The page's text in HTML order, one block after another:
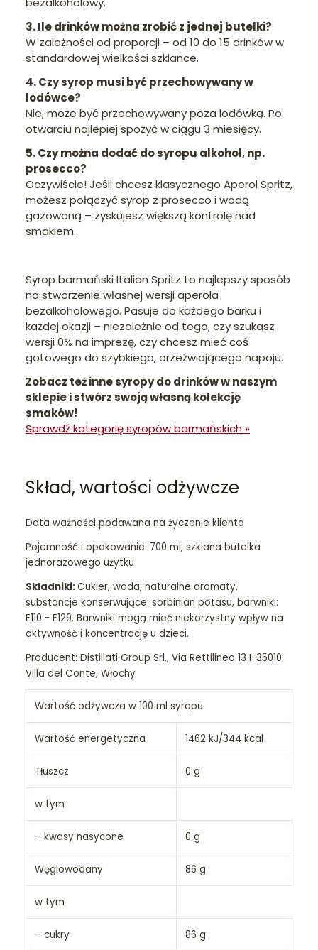
3. Ile drinków można zrobić z jednej butelki?
W zależności od proporcji – od 10 do 15 drinków w
standardowej wielkości szklance.
4. Czy syrop musi być przechowywany w
lodówce?
Nie, może być przechowywany poza lodówką. Po
otwarciu najlepiej spożyć w ciągu 3 miesięcy.
5. Czy można dodać do syropu alkohol, np.
prosecco?
Oczywiście! Jeśli chcesz klasycznego Aperol Spritz,
możesz połączyć syrop z prosecco i wodą
gazowaną – zyskujesz większą kontrolę nad
smakiem.
Syrop barmański Italian Spritz to najlepszy sposób
na stworzenie własnej wersji aperola
bezalkoholowego. Pasuje do każdego barku i
każdej okazji – niezależnie od tego, czy szukasz
wersji 0% na imprezę, czy chcesz mieć coś
gotowego do szybkiego, orzeźwiającego napoju.
Zobacz też inne syropy do drinków w naszym
sklepie i stwórz swoją własną kolekcję
smaków!
Sprawdź kategorię syropów barmańskich »
Skład, wartości odżywcze
Data ważności podawana na życzenie klienta
Pojemność i opakowanie: 700 ml, szklana butelka
jednorazowego użytku
Składniki:Cukier, woda, naturalne aromaty,
substancje konserwujące: sorbinian potasu, barwniki:
E110 - E129. Barwniki mogą mieć niekorzystny wpływ na
aktywność i koncentrację u dzieci.
Producent: Distillati Group Srl., Via Rettilineo 13 I-35010
Villa del Conte, Włochy
Wartość odżywcza w 100 ml syropu
Wartość energetyczna 1462 kJ/344 kcal
Tłuszcz 0 g
w tym
– kwasy nasycone 0 g
Węglowodany 86 g
w tym
– cukry 86 g